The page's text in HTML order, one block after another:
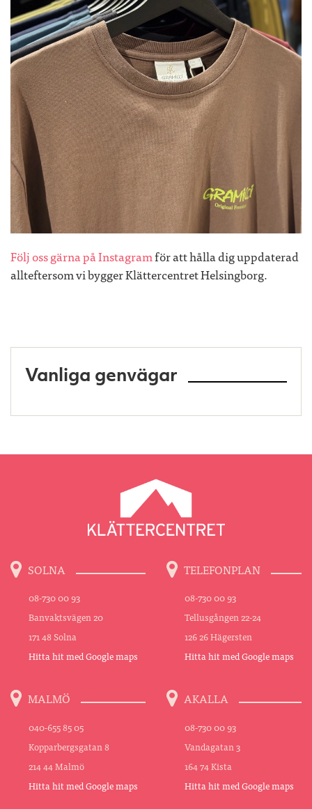
Följ oss gärna på Instagramför att hålla dig uppdaterad
allteftersom vi bygger Klättercentret Helsingborg.
Vanliga genvägar
SOLNA
08-730 00 93
Banvaktsvägen 20
171 48 Solna
Hitta hit med Google maps
TELEFONPLAN
08-730 00 93
Tellusgången 22-24
126 26 Hägersten
Hitta hit med Google maps
MALMÖ
040-655 85 05
Kopparbergsgatan 8
214 44 Malmö
Hitta hit med Google maps
AKALLA
08-730 00 93
Vandagatan 3
164 74 Kista
Hitta hit med Google maps